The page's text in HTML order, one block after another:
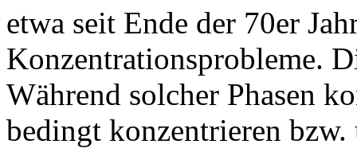
etwa seit Ende der 70er
Konzentrationsprobleme.
Während solcher Phasen
bedingt konzentrieren